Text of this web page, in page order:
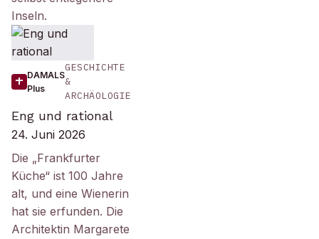
Inseln.
DAMALS
Plus
GESCHICHTE
&
ARCHÄOLOGIE
Eng und rational
24. Juni 2026
Die „Frankfurter
Küche“ ist 100 Jahre
alt, und eine Wienerin
hat sie erfunden. Die
Architektin Margarete